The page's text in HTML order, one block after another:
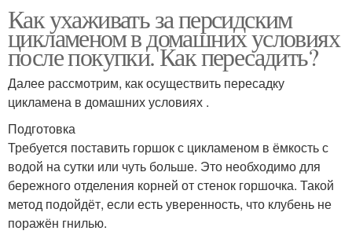
Как ухаживать за персидским
цикламеном в домашних условиях
после покупки. Как пересадить?
Далее рассмотрим, как осуществить пересадку
цикламена в домашних условиях .
Подготовка
Требуется поставить горшок с цикламеном в ёмкость с
водой на сутки или чуть больше. Это необходимо для
бережного отделения корней от стенок горшочка. Такой
метод подойдёт, если есть уверенность, что клубень не
поражён гнилью.